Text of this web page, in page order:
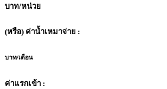
บาท/หน่วย
(หรือ) ค่าน้ำเหมาจ่าย :
บาท/เดือน
ค่าแรกเข้า :